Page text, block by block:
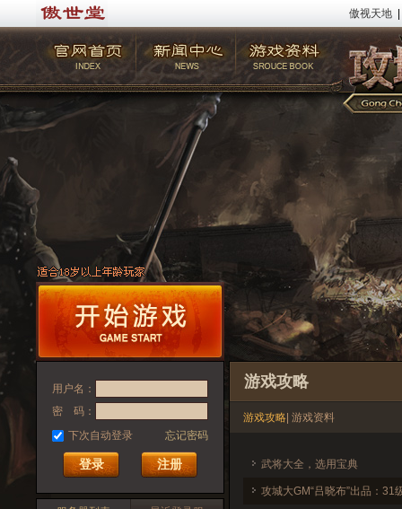
傲视天地
用户名：
密 码：
下次自动登录
忘记密码
注册
游戏攻略
游戏攻略 游戏资料
武将大全，选用宝典
攻城大GM“吕晓布”出品：31